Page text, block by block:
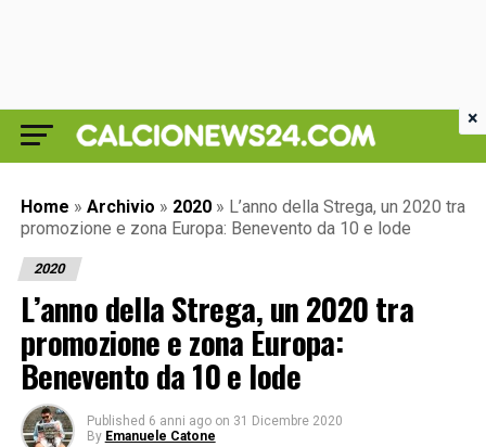
Home » Archivio » 2020 » L’anno della Strega, un 2020 tra
promozione e zona Europa: Benevento da 10 e lode
2020
L’anno della Strega, un 2020 tra
promozione e zona Europa:
Benevento da 10 e lode
Published 6 anni ago on 31 Dicembre 2020
By Emanuele Catone
×